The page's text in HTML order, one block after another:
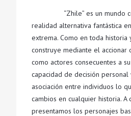
“Zhile” es un mundo
realidad alternativa fantástica
extrema. Como en toda historia
construye mediante el accionar
como actores consecuentes a
capacidad de decisión personal
asociación entre individuos lo
cambios en cualquier historia. A
presentamos los personajes